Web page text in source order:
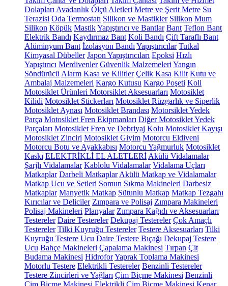
Dolapları Avadanlık Ölçü Aletleri Metre ve Şerit Metre Su
Terazisi Oda Termostatı Silikon ve Mastikler Silikon Mum
Silikon Köpük MastikYapıştırıcı ve Bantlar Bant Teflon Bant
Elektrik Bandı Kaydırmaz Bant Koli Bandı Çift Taraflı Bant
Alüminyum Bant İzolasyon Bandı Yapıştırıcılar Tutkal
Kimyasal Dübeller Japon Yapıştırıcıları Epoksi Hızlı
Yapıştırıcı Merdivenler Güvenlik Malzemeleri Yangın
Söndürücü Alarm Kasa ve Kilitler Çelik Kasa Kilit Kutu ve
Ambalaj Malzemeleri Kargo Kutusu Kargo Poşeti Koli
Motosiklet Ürünleri Motorsiklet Aksesuarları Motosiklet
Kilidi Motosiklet Stickerları Motosiklet Rüzgarlık ve Siperlik
Motosiklet Aynası Motosiklet Brandası Motorsiklet Yedek
Parça Motosiklet Fren Ekipmanları Diğer Motosiklet Yedek
Parçaları Motosiklet Fren ve Debriyaj Kolu Motosiklet Kayışı
Motosiklet Zinciri Motosiklet Giyim Motorcu Eldiveni
Motorcu Botu ve Ayakkabısı Motorcu Yağmurluk Motosiklet
Kaskı ELEKTRİKLİ EL ALETLERİ Akülü Vidalamalar
Şarjlı Vidalamalar Kablolu Vidalamalar Vidalama Uçları
Matkaplar Darbeli Matkaplar Akülü Matkap ve Vidalamalar
Matkap Ucu ve Setleri Somun Sıkma Makineleri Darbesiz
Matkaplar Manyetik Matkap Sütunlu Matkap Matkap Tezgahı
Kırıcılar ve Deliciler Zımpara ve Polisaj Zımpara Makineleri
Polisaj Makineleri Planyalar Zımpara Kağıdı ve Aksesuarları
Testereler Daire Testereler Dekupaj Testereler Çok Amaçlı
Testereler Tilki Kuyruğu Testereler Testere Aksesuarları Tilki
Kuyruğu Testere Ucu Daire Testere Bıçağı Dekupaj Testere
Ucu Bahçe Makineleri Çapalama Makinesi Tırpan Çit
Budama Makinesi HidroforYaprak Toplama Makinesi
Motorlu Testere Elektrikli Testereler Benzinli Testereler
Testere Zincirleri ve Yağları Çim Biçme Makinesi Benzinli
Çim Biçme Makinesi Elektrikli Çim Biçme Makinesi Kenar